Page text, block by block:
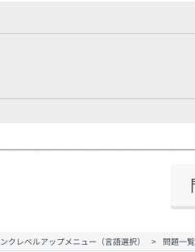
クレベルアップメニュー（言語選択） 問題一